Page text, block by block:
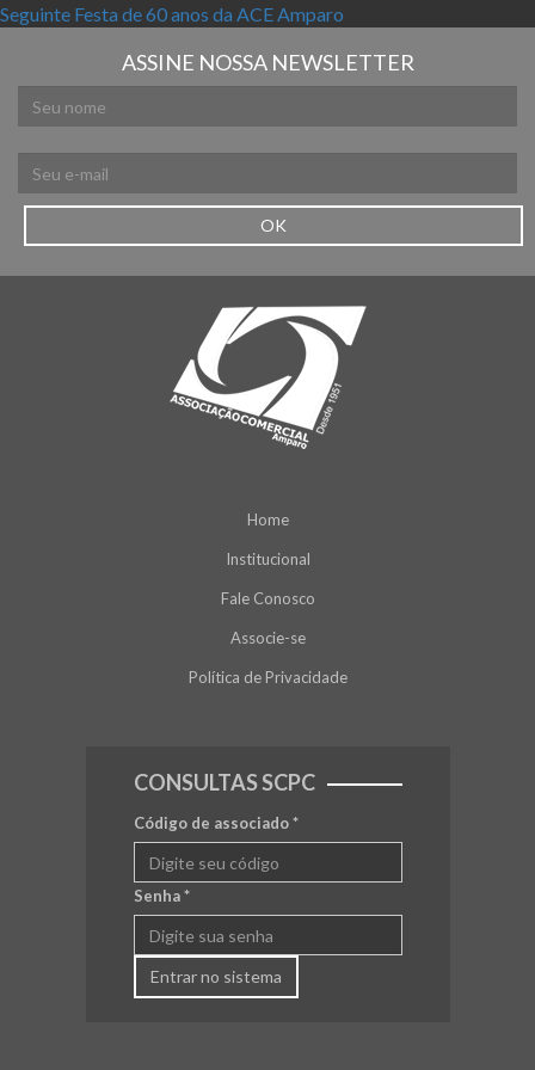
Seguinte Próximo post:
Festa de 60 anos da ACE Amparo
ASSINE NOSSA NEWSLETTER
OK
Home
Institucional
Fale Conosco
Associe-se
Política de Privacidade
CONSULTAS SCPC
Código de associado*
Senha*
Entrar no sistema